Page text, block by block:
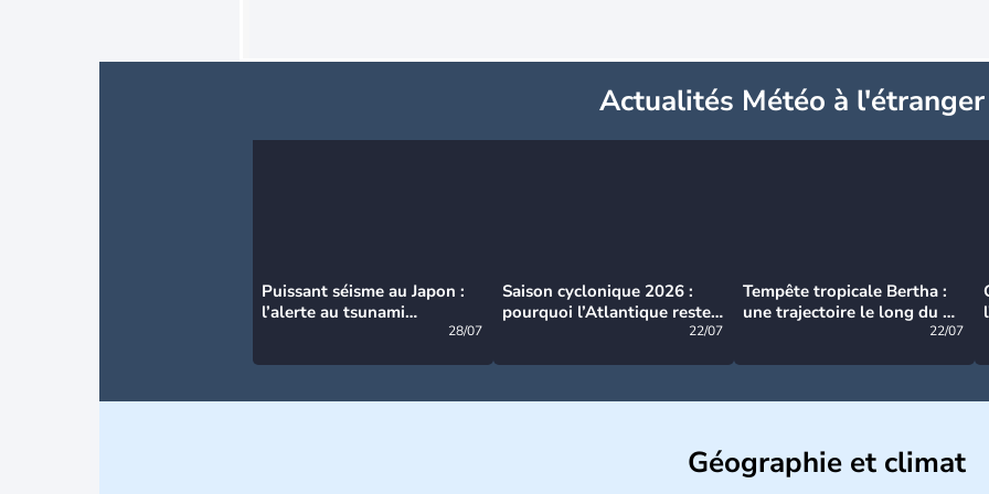
Actualités Météo à l'étranger
Puissant séisme au Japon :
l’alerte au tsunami
28/07
Saison cyclonique 2026 :
pourquoi l’Atlantique reste
22/07
Tempête tropicale Bertha :
une trajectoire le long du du
22/07
Géographie et climat